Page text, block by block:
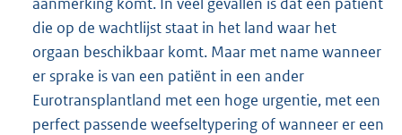
die op de wachtlijst staat in het land waar het
orgaan beschikbaar komt. Maar met name wanneer
er sprake is van een patiënt in een ander
Eurotransplantland met een hoge urgentie, met een
perfect passende weefseltypering of wanneer er een